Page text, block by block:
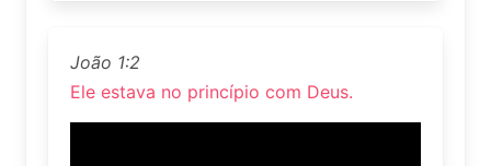
João 1:2
Ele estava no princípio com Deus.